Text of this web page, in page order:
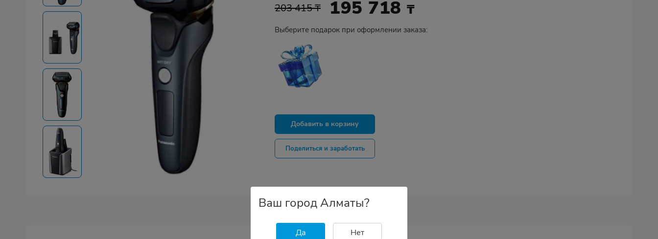
203 415 ₸ 195 718 ₸
Выберите подарок при оформлении заказа:
Добавить в корзину
Поделиться и заработать
Ваш город Алматы?
Да Нет